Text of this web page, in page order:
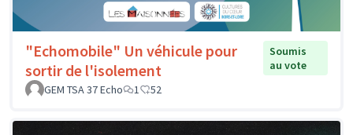
"Echomobile" Un véhicule pour
sortir de l'isolement
Soumis
au vote
GEM TSA 37 Echo
1 52